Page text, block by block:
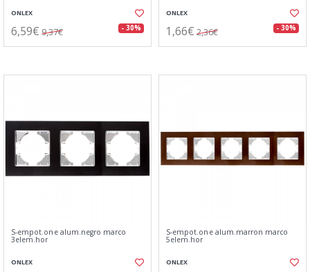
ONLEX
6,59€ 9,37€ - 30%
ONLEX
1,66€ 2,36€ - 30%
S-empot.one alum.negro marco
3elem.hor
ONLEX
S-empot.one alum.marron marco
5elem.hor
ONLEX